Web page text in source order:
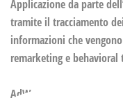
Applicazione da parte
tramite il tracciamento
informazioni che
remarketing e behavioral
AdWords Remarketing